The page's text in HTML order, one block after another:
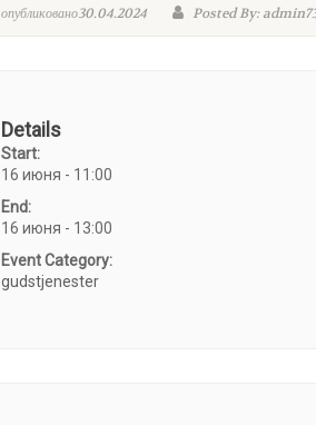
опубликовано30.04.2024 Posted By:
Details
Start:
16 июня - 11:00
End:
16 июня - 13:00
Event Category:
gudstjenester